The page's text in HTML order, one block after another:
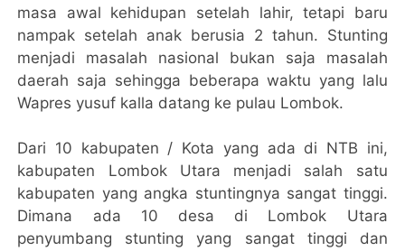
masa awal kehidupan setelah lahir, tetapi baru
nampak setelah anak berusia 2 tahun. Stunting
menjadi masalah nasional bukan saja masalah
daerah saja sehingga beberapa waktu yang lalu
Wapres yusuf kalla datang ke pulau Lombok.
Dari 10 kabupaten / Kota yang ada di NTB ini,
kabupaten Lombok Utara menjadi salah satu
kabupaten yang angka stuntingnya sangat tinggi.
Dimana ada 10 desa di Lombok Utara
penyumbang stunting yang sangat tinggi dan